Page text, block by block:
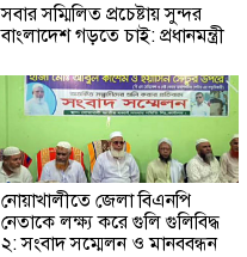
সবার সম্মিলিত প্রচেষ্টায় সুন্দর
বাংলাদেশ গড়তে চাই: প্রধানমন্ত্রী
নোয়াখালীতে জেলা বিএনপি
নেতাকে লক্ষ্য করে গুলি গুলিবিদ্ধ
২: সংবাদ সম্মেলন ও মানববন্ধন